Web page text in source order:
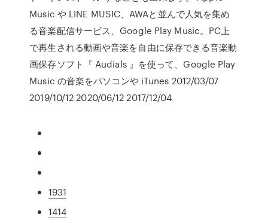
Music や LINE MUSIC、AWAと並んで人気を集め
る音楽配信サービス、Google Play Music。PC上
で再生される動画や音楽を自由に保存できる音楽動
画保存ソフト『 Audials 』を使って、Google Play
Music の音楽をパソコンや iTunes 2012/03/07
2019/10/12 2020/06/12 2017/12/04
1931
1414